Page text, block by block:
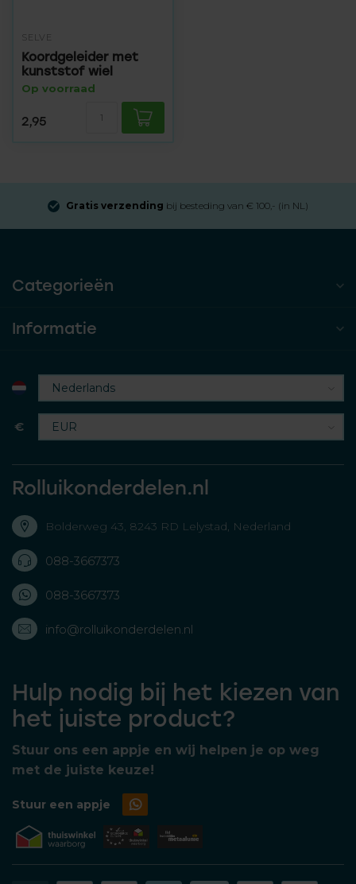
SELVE
Koordgeleider met
kunststof wiel
Op voorraad
2,95
Gratis verzending bij besteding van € 100,- (in NL)
Categorieën
Informatie
€
Rolluikonderdelen.nl
Bolderweg 43, 8243 RD Lelystad, Nederland
088-3667373
088-3667373
info@rolluikonderdelen.nl
Hulp nodig bij het kiezen van
het juiste product?
Stuur ons een appje en wij helpen je op weg
met de juiste keuze!
Stuur een appje